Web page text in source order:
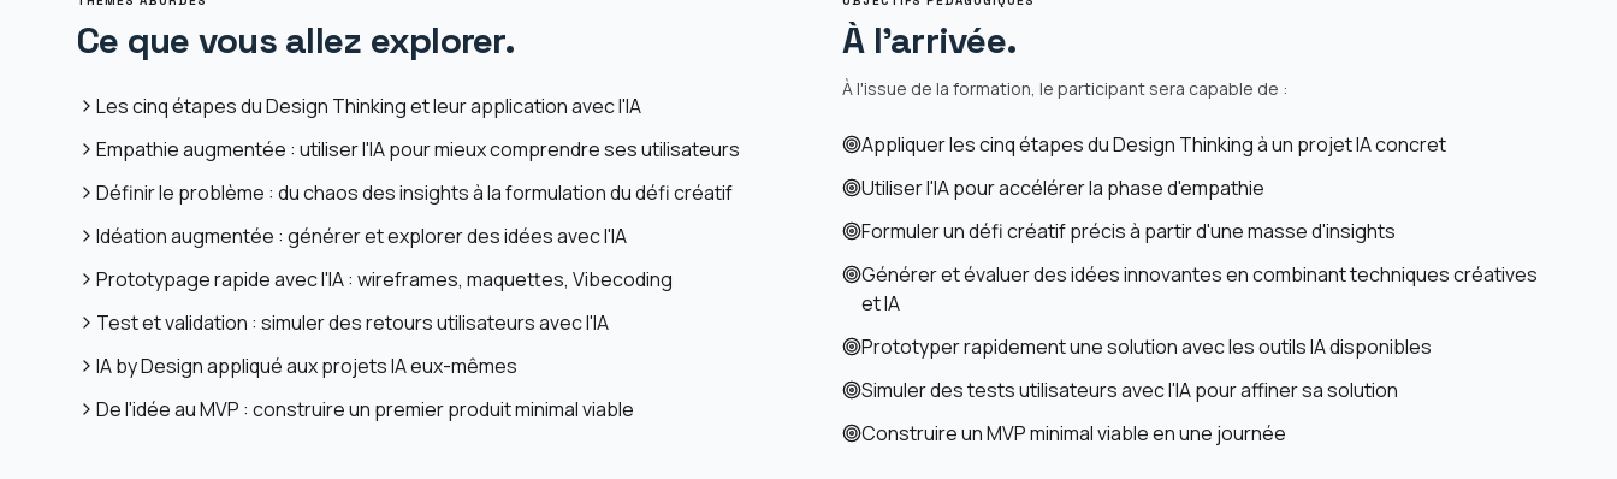
Ce que vous allez explorer.
Les cinq étapes du Design Thinking et leur application avec l'IA
Empathie augmentée : utiliser l'IA pour mieux comprendre ses utilisateurs
Définir le problème : du chaos des insights à la formulation du défi créatif
Idéation augmentée : générer et explorer des idées avec l'IA
Prototypage rapide avec l'IA : wireframes, maquettes, Vibecoding
Test et validation : simuler des retours utilisateurs avec l'IA
IA by Design appliqué aux projets IA eux-mêmes
De l'idée au MVP : construire un premier produit minimal viable
À l'arrivée.
À l'issue de la formation, le participant sera capable de :
Appliquer les cinq étapes du Design Thinking à un projet IA concret
Utiliser l'IA pour accélérer la phase d'empathie
Formuler un défi créatif précis à partir d'une masse d'insights
Générer et évaluer des idées innovantes en combinant techniques créatives
et IA
Prototyper rapidement une solution avec les outils IA disponibles
Simuler des tests utilisateurs avec l'IA pour affiner sa solution
Construire un MVP minimal viable en une journée